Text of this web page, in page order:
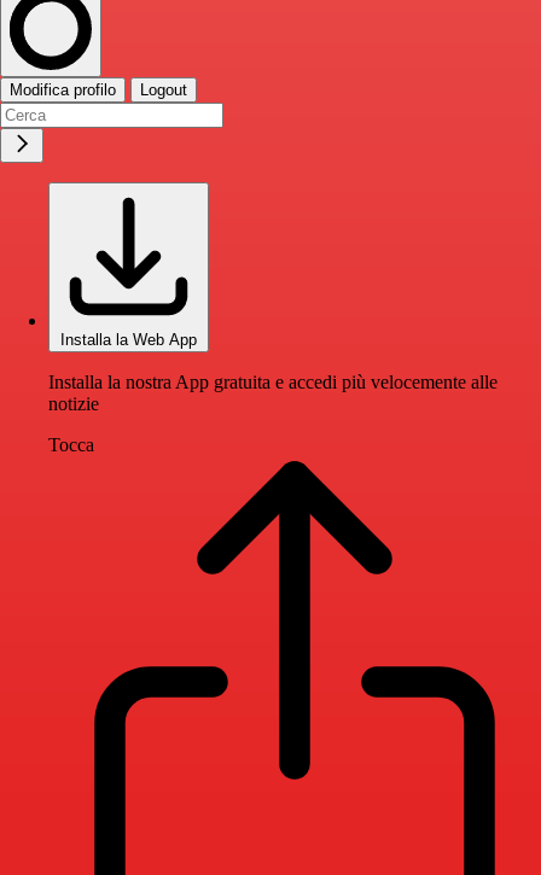
Modifica profilo Logout
Installa la Web App
Installa la nostra App gratuita e accedi più velocemente alle
notizie
Tocca